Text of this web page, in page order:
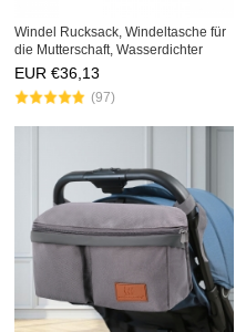
Windel Rucksack, Windeltasche für
die Mutterschaft, Wasserdichter
Organizer, Reiserucksack
EUR €36,13
(97)